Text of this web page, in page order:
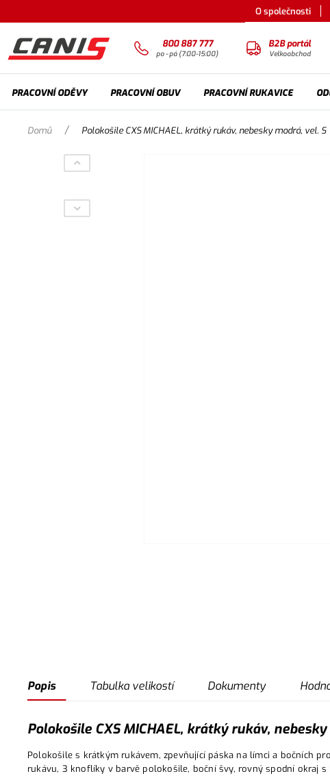
O společnosti
800 887 777
po - pá (7:00-15:00)
B2B portál
Velkoobchod
PRACOVNÍ ODĚVY PRACOVNÍ OBUV PRACOVNÍ RUKAVICE
Domů / Polokošile CXS MICHAEL, krátký rukáv, nebesky modrá, vel. S
Popis Tabulka velikostí Dokumenty
Polokošile CXS MICHAEL, krátký rukáv,
Polokošile s krátkým rukávem, zpevňující páska na límci a bočních
rukávu, 3 knoflíky v barvě polokošile, boční švy, rovný spodní okraj